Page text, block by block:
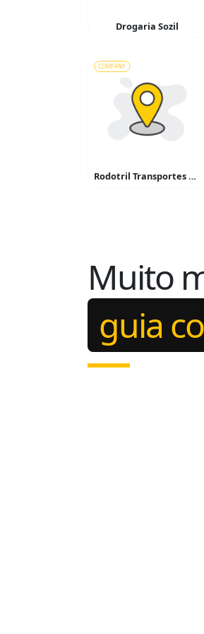
Drogaria Sozil
COMPANY
Rodotril Transportes de Cargas
Muito
guia